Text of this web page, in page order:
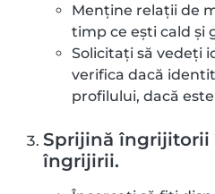
Menține relații de
timp ce ești cald și
Solicitați să vedeți
verifica dacă
profilului, dacă
Sprijină
îngrijirii.